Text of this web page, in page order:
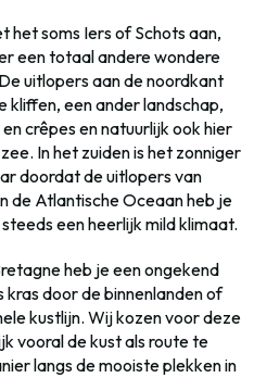
het soms Iers of Schots aan,
een totaal andere wondere
uitlopers aan de noordkant
kliffen, een ander landschap,
crêpes en natuurlijk ook hier
In het zuiden is het zonniger
doordat de uitlopers van
de Atlantische Oceaan heb je
een heerlijk mild klimaat.
heb je een ongekend
door de binnenlanden of
kustlijn. Wij kozen voor deze
vooral de kust als route te
langs de mooiste plekken in